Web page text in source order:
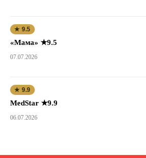
★ 9.5
«Мама» ★9.5
07.07.2026
★ 9.9
MedStar ★9.9
06.07.2026